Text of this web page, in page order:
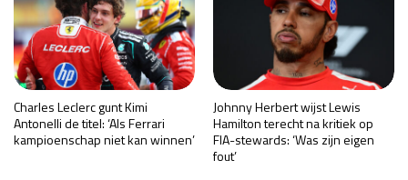
Charles Leclerc gunt Kimi
Antonelli de titel: ‘Als Ferrari
kampioenschap niet kan winnen’
Johnny Herbert wijst Lewis
Hamilton terecht na kritiek op
FIA-stewards: ‘Was zijn eigen
fout’